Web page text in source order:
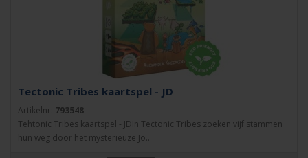
Tectonic Tribes kaartspel - JD
Artikelnr: 793548
Tehtonic Tribes kaartspel - JDIn Tectonic Tribes zoeken vijf stammen
hun weg door het mysterieuze Jo..